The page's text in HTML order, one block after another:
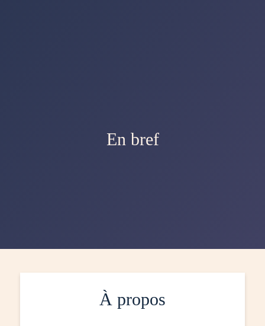
En bref
À propos